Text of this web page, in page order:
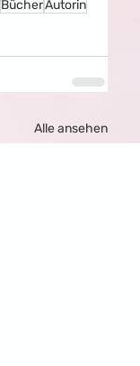
BücherAutorin
Alle ansehen